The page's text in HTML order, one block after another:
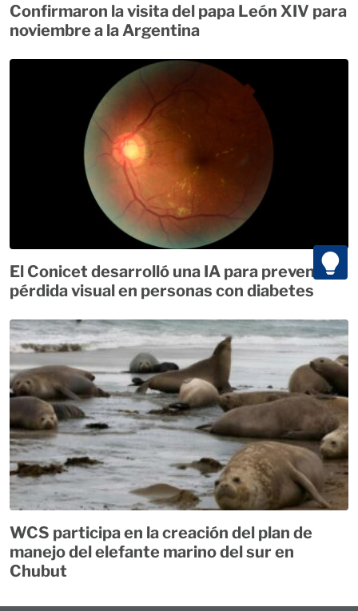
Confirmaron la visita del papa León XIV para
noviembre a la Argentina
El Conicet desarrolló una IA para prevenir la
pérdida visual en personas con diabetes
WCS participa en la creación del plan de
manejo del elefante marino del sur en
Chubut